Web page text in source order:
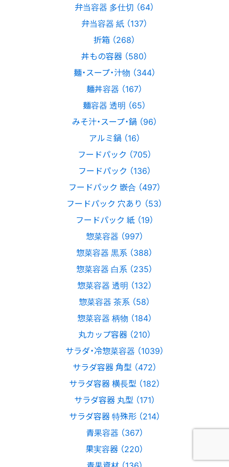
弁当容器 多仕切 （64）
弁当容器 紙 （137）
折箱 （268）
丼もの容器 （580）
麺・スープ・汁物 （344）
麺丼容器 （167）
麺容器 透明 （65）
みそ汁・スープ・鍋 （96）
アルミ鍋 （16）
フードパック （705）
フードパック （136）
フードパック 嵌合 （497）
フードパック 穴あり （53）
フードパック 紙 （19）
惣菜容器 （997）
惣菜容器 黒系 （388）
惣菜容器 白系 （235）
惣菜容器 透明 （132）
惣菜容器 茶系 （58）
惣菜容器 柄物 （184）
丸カップ容器 （210）
サラダ・冷惣菜容器 （1039）
サラダ容器 角型 （472）
サラダ容器 横長型 （182）
サラダ容器 丸型 （171）
サラダ容器 特殊形 （214）
青果容器 （367）
果実容器 （220）